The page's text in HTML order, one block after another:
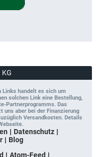
Links handelt es sich um
solchen Link eine Bestellung,
Partnerprogramms. Das
uns aber bei der Finanzierung
Versandkosten. Details
Datenschutz
Blog
Atom-Feed